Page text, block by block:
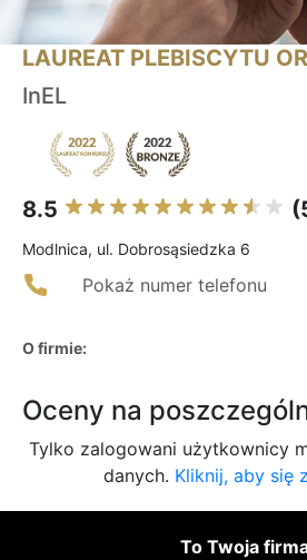
LAUREAT PLEBISCYTU
InEL
8.5
Modlnica, ul. Dobrosąsiedzka 6
Pokaż numer telefonu
O firmie:
Oceny na
Tylko zalogowani użytkownicy
danych. Kliknij, aby się
To Twoja